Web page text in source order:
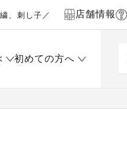
、刺し子／ 店舗情報
初めての方へ